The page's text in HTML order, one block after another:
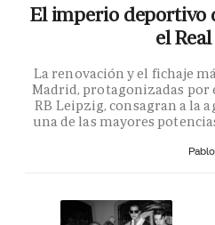
El imperio deportivo
el
La renovación y el fichaje
Madrid, protagonizadas por
RB Leipzig, consagran a la
una de las mayores